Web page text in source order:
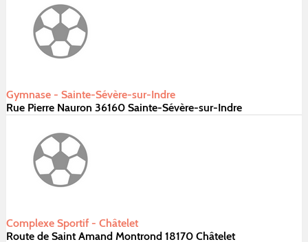
Gymnase - Sainte-Sévère-sur-Indre
Rue Pierre Nauron 36160 Sainte-Sévère-sur-Indre
Complexe Sportif - Châtelet
Route de Saint Amand Montrond 18170 Châtelet